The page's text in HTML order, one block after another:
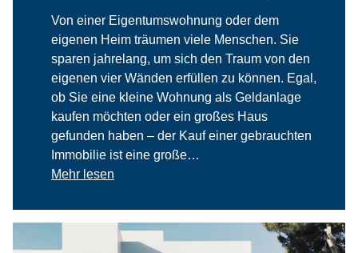
Von einer Eigentumswohnung oder dem
eigenen Heim träumen viele Menschen. Sie
sparen jahrelang, um sich den Traum von den
eigenen vier Wänden erfüllen zu können. Egal,
ob Sie eine kleine Wohnung als Geldanlage
kaufen möchten oder ein großes Haus
gefunden haben – der Kauf einer gebrauchten
Immobilie ist eine große…
Mehr lesen